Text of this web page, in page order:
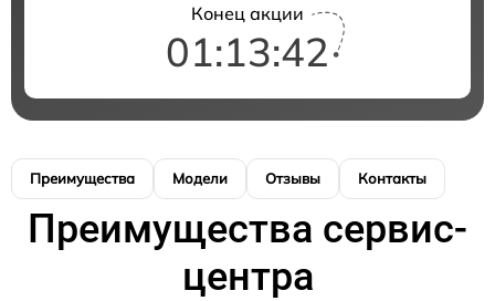
Конец акции
01:13:42
Преимущества Модели Отзывы Контакты
Преимущества сервис-
центра